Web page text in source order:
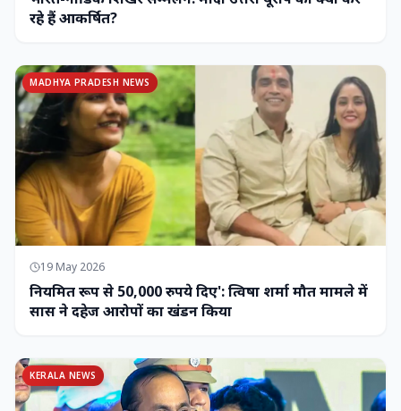
रहे हैं आकर्षित?
MADHYA PRADESH NEWS
19 May 2026
नियमित रूप से 50,000 रुपये दिए': त्विषा शर्मा मौत मामले में
सास ने दहेज आरोपों का खंडन किया
KERALA NEWS